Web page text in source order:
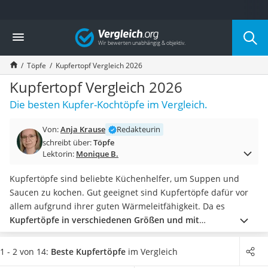
Die beliebtesten Vergleiche nach Kategorie
Haushalt
Wassersprudler
Zentralstaubsauger
Brotbackautomat
Wischroboter
Wäschespinne
Spülmaschinentabs
Akku-Staubsauger
AEG-Waschmaschine
Saug-Wisch-Roboter
Handstaubsauger
Milchaufschäumer
Kondenstrockner
Reiskocher
Vergleich
Töpfe Kupfertopf Vergleich 2026
Kupfertopf Vergleich 2026
Die besten Kupfer-Kochtöpfe im Vergleich.
Von:Anja Krause
Redakteurin
schreibt über:Töpfe
Lektorin: Monique B.
Kupfertöpfe sind beliebte Küchenhelfer, um Suppen und
Saucen zu kochen. Gut geeignet sind Kupfertöpfe dafür vor
allem aufgrund ihrer guten Wärmeleitfähigkeit. Da es
Kupfertöpfe in verschiedenen Größen und mit
unterschiedlichem Fassungsvermögen gibt, kann hier je
nach Anzahl der Menschen, die bekocht werden sollen, die
1 - 2 von 14: Beste Kupfertöpfe im Vergleich